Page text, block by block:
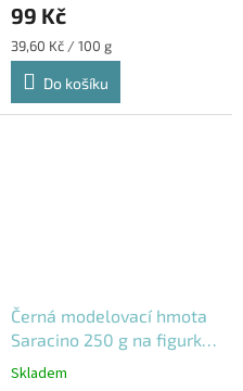
99 Kč
Měrná
cena:
39,60 Kč / 100 g
Do košíku
Černá modelovací hmota
Saracino 250 g na figurky,
květiny a dekorace
Skladem